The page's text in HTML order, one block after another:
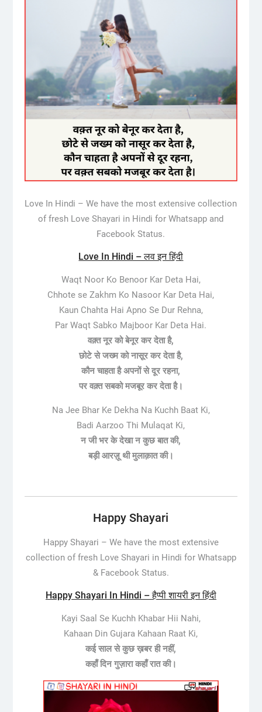
Love In Hindi – We have the most extensive collection
of fresh Love Shayari in Hindi for Whatsapp and
Facebook Status.
Love In Hindi – लव इन हिंदी
Waqt Noor Ko Benoor Kar Deta Hai,
Chhote se Zakhm Ko Nasoor Kar Deta Hai,
Kaun Chahta Hai Apno Se Dur Rehna,
Par Waqt Sabko Majboor Kar Deta Hai.
वक़्त नूर को बेनूर कर देता है,
छोटे से जख्म को नासूर कर देता है,
कौन चाहता है अपनों से दूर रहना,
पर वक़्त सबको मजबूर कर देता है।
Na Jee Bhar Ke Dekha Na Kuchh Baat Ki,
Badi Aarzoo Thi Mulaqat Ki,
न जी भर के देखा न कुछ बात की,
बड़ी आरज़ू थी मुलाक़ात की।
Happy Shayari
Happy Shayari – We have the most extensive
collection of fresh Love Shayari in Hindi for Whatsapp
& Facebook Status.
Happy Shayari In Hindi – हैप्पी शायरी इन हिंदी
Kayi Saal Se Kuchh Khabar Hii Nahi,
Kahaan Din Gujara Kahaan Raat Ki,
कई साल से कुछ ख़बर ही नहीं,
कहाँ दिन गुज़ारा कहाँ रात की।